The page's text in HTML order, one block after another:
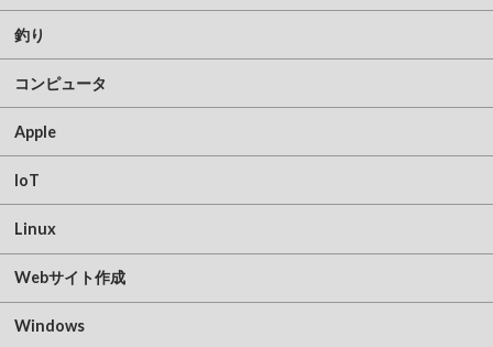
釣り
コンピュータ
Apple
IoT
Linux
Webサイト作成
Windows